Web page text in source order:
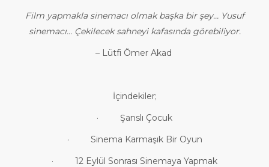
Film yapmakla sinemacı olmak başka bir şey… Yusuf
sinemacı… Çekilecek sahneyi kafasında görebiliyor.
– Lütfi Ömer Akad
İçindekiler;
· Şanslı Çocuk
· Sinema Karmaşık Bir Oyun
· 12 Eylül Sonrası Sinemaya Yapmak